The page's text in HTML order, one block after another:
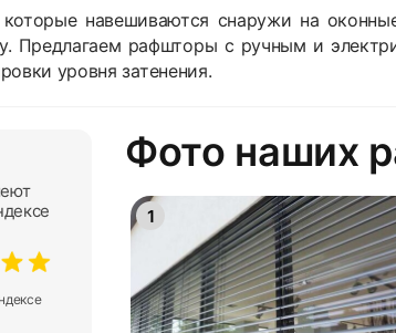
навешиваются снаружи на
Предлагаем рафшторы с ручным и
уровня затенения.
Фото наших
1